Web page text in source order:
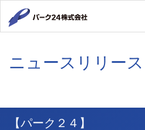
ニュースリリース
【パーク２４】